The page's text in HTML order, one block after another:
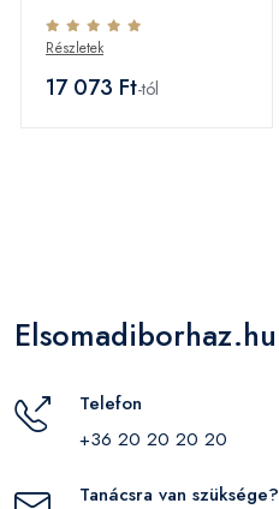
0,7L
Részletek
17 073 Ft-tól
Elsomadiborhaz.hu
Telefon
+36 20 20 20 20
Tanácsra van szüksége?